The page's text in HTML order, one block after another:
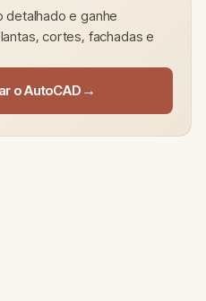
e ganhe
cortes, fachadas e
o AutoCAD